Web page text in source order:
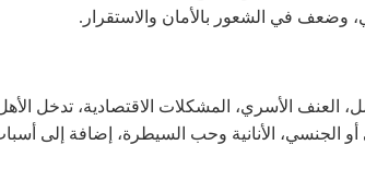
وضعف في الشعور بالأمان والاستقرار.
العنف الأسري، المشكلات الاقتصادية، تدخل
أو الجنسي، الأنانية وحب السيطرة، إضافة إلى